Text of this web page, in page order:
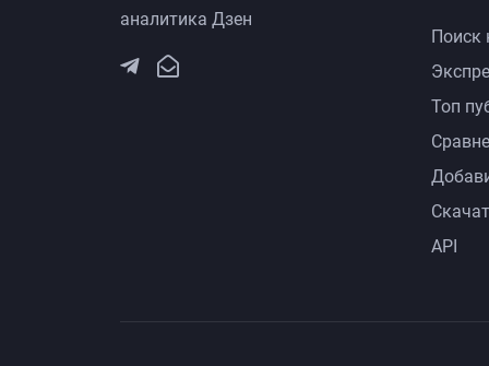
аналитика Дзен
Поиск
Топ
API